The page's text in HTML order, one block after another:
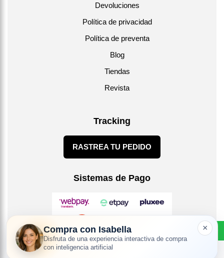
Devoluciones
Política de privacidad
Política de preventa
Blog
Tiendas
Revista
Tracking
RASTREA TU PEDIDO
Sistemas de Pago